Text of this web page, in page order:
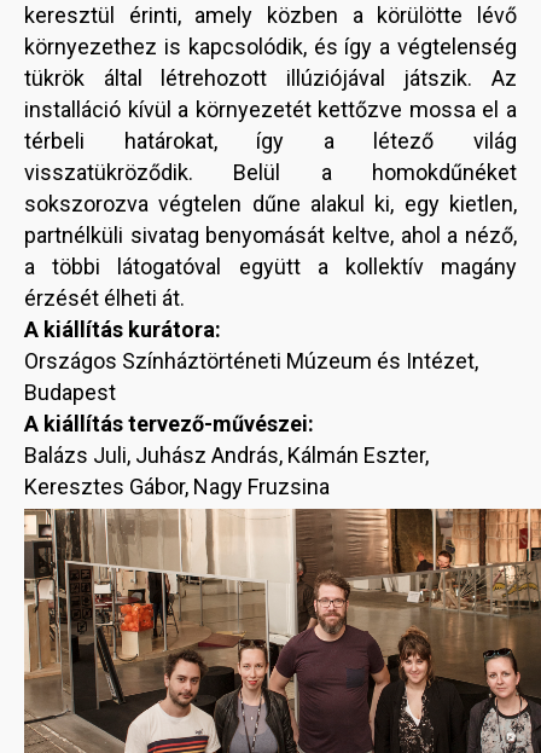
keresztül érinti, amely közben a körülötte lévő
környezethez is kapcsolódik, és így a végtelenség
tükrök által létrehozott illúziójával játszik. Az
installáció kívül a környezetét kettőzve mossa el a
térbeli határokat, így a létező világ
visszatükröződik. Belül a homokdűnéket
sokszorozva végtelen dűne alakul ki, egy kietlen,
partnélküli sivatag benyomását keltve, ahol a néző,
a többi látogatóval együtt a kollektív magány
érzését élheti át.
A kiállítás kurátora:
Országos Színháztörténeti Múzeum és Intézet,
Budapest
A kiállítás tervező-művészei:
Balázs Juli, Juhász András, Kálmán Eszter,
Keresztes Gábor, Nagy Fruzsina